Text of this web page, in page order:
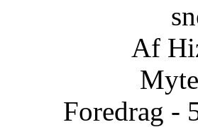
Af
Foredrag -